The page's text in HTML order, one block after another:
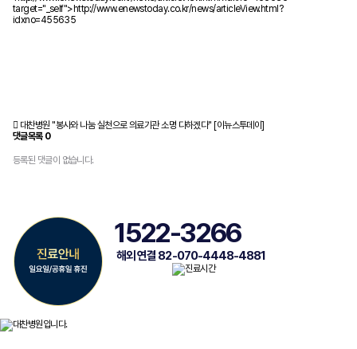
target="_self"> http://www.enewstoday.co.kr/news/articleView.html?
idxno=455635
대찬병원 "봉사와 나눔 실천으로 의료기관 소명 다하겠다" [이뉴스투데이]
댓글목록 0
등록된 댓글이 없습니다.
1522-3266
해외 연결 82-070-4448-4881